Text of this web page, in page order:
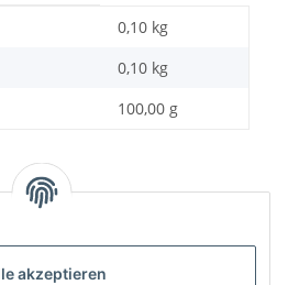
akzeptieren
0,10 kg
0,10 kg
100,00 g